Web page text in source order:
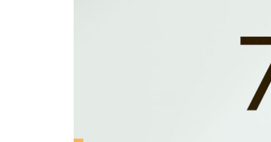
アメリカ合衆国 カナダ
セントルシア